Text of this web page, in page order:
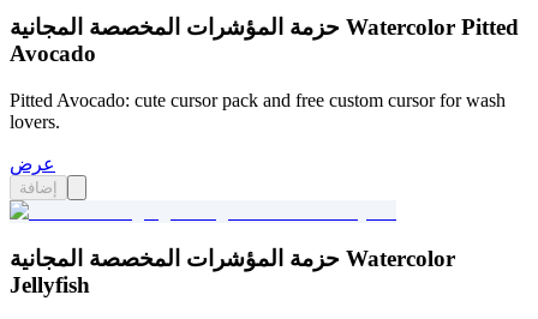
حزمة المؤشرات المخصصة المجانية Watercolor Pitted
Avocado
Pitted Avocado: cute cursor pack and free custom cursor for wash
lovers.
عرض
إضافة
حزمة المؤشرات المخصصة المجانية Watercolor
Jellyfish